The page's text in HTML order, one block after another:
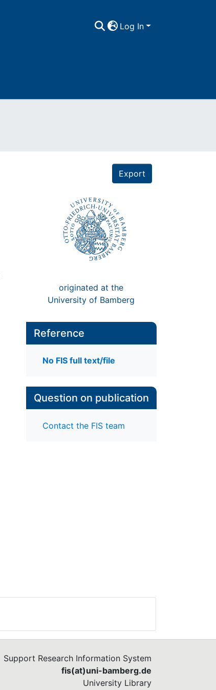
Log In
Export
originated at the
University of Bamberg
Reference
No FIS full text/file
Question on publication
Contact the FIS team
Support Research Information System
fis(at)uni-bamberg.de
University Library